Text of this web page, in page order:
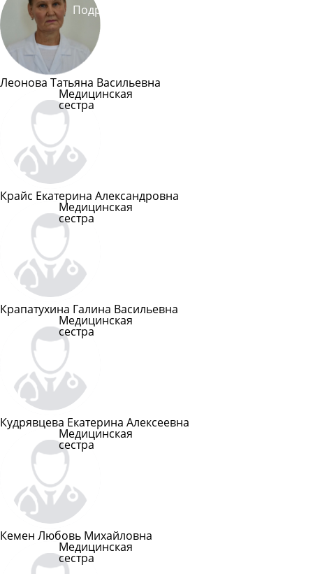
Подробнее
Леонова Татьяна Васильевна
Медицинская
сестра
Крайс Екатерина Александровна
Медицинская
сестра
Крапатухина Галина Васильевна
Медицинская
сестра
Кудрявцева Екатерина Алексеевна
Медицинская
сестра
Кемен Любовь Михайловна
Медицинская
сестра